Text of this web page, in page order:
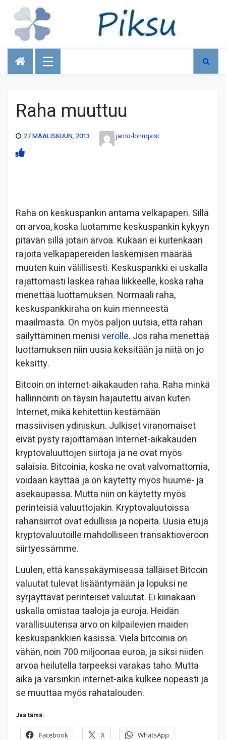
Talous
Raha muuttuu
27 MAALISKUUN, 2013 jarno-lonnqvist
Raha on keskuspankin antama velkapaperi. Sillä
on arvoa, koska luotamme keskuspankin kykyyn
pitävän sillä jotain arvoa. Kukaan ei kuitenkaan
rajoita velkapapereiden laskemisen määrää
muuten kuin välillisesti. Keskuspankki ei uskalla
rajattomasti laskea rahaa liikkeelle, koska raha
menettää luottamuksen. Normaali raha,
keskuspankkiraha on kuin menneestä
maailmasta. On myös paljon uutsia, että rahan
säilyttäminen menisiverolle. Jos raha menettää
luottamuksen niin uusia keksitään ja niitä on jo
keksitty.
Bitcoin on internet-aikakauden raha. Raha minkä
hallinnointi on täysin hajautettu aivan kuten
Internet, mikä kehitettiin kestämään
massiivisen ydiniskun. Julkiset viranomaiset
eivät pysty rajoittamaan Internet-aikakauden
kryptovaluuttojen siirtoja ja ne ovat myös
salaisia. Bitcoinia, koska ne ovat valvomattomia,
voidaan käyttää ja on käytetty myös huume- ja
asekaupassa. Mutta niin on käytetty myös
perinteisiä valuuttojakin. Kryptovaluutoissa
rahansiirrot ovat edullisia ja nopeita. Uusia etuja
kryptovaluutoille mahdolliseen transaktioveroon
siirtyessämme.
Luulen, että kanssakäymisessä tälläiset Bitcoin
valuutat tulevat lisääntymään ja lopuksi ne
syrjäyttävät perinteiset valuutat. Ei kiinakaan
uskalla omistaa taaloja ja euroja. Heidän
varallisuutensa arvo on kilpailevien maiden
keskuspankkien käsissä. Vielä bitcoinia on
vähän, noin 700 miljoonaa euroa, ja siksi niiden
arvoa heilutella tarpeeksi varakas taho. Mutta
aika ja varsinkin internet-aika kulkee nopeasti ja
se muuttaa myös rahatalouden.
Jaa tämä:
Facebook X WhatsApp